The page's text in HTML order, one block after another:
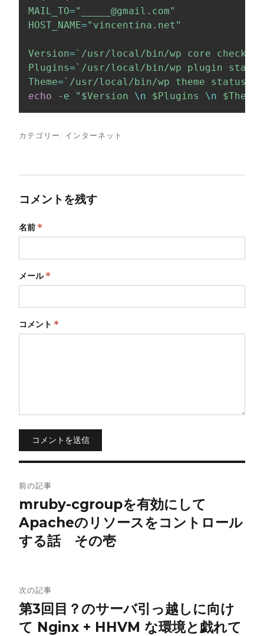
MAIL_TO="_____@gmail.com"
HOST_NAME="vincentina.net"
Version=` /usr/local/bin/wp core check-
Plugins=` /usr/local/bin/wp plugin
Theme=` /usr/local/bin/wp theme status
echo
-e " $Version \n $Plugins \n $Theme
カテゴリー: インターネット
コメントを残す
名前 *
メール*
コメント *
コメントを送信
稿
ナ
ビ
ー
シ
前の記事
mruby-cgroupを有効にして
Apacheのリソースをコントロール
する話 その壱
次の記事
第3回目？のサーバ引っ越しに向け
て Nginx + HHVM な環境と戯れて